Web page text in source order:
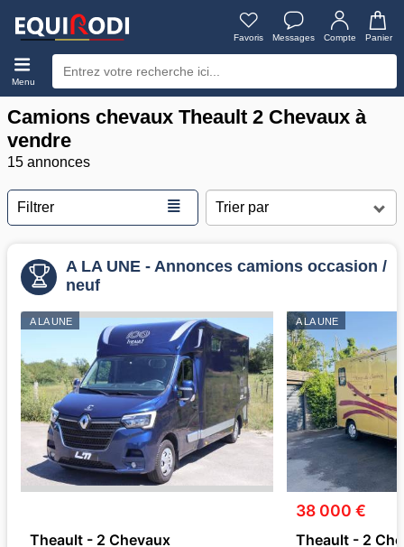
Favoris Messages Compte Panier
Menu
Camions chevaux Theault 2 Chevaux à
vendre
15 annonces
Filtrer ≣
A LA UNE - Annonces camions occasion /
neuf
A LA UNE
Theault - 2 Chevaux
A LA UNE
38 000 €
Theault - 2